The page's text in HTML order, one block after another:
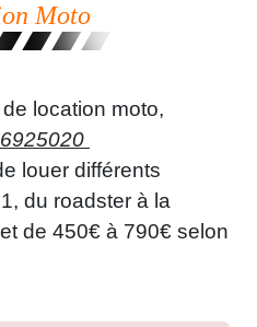
Moto
location moto,
louer différents
du roadster à la
de 450€ à 790€ selon